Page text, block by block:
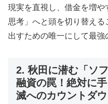
現実を直視し、借金を増
思考」へと頭を切り替え
出すための唯一にして最強
2. 秋田に潜む「ソ
融資の罠！絶対に
滅へのカウントダ